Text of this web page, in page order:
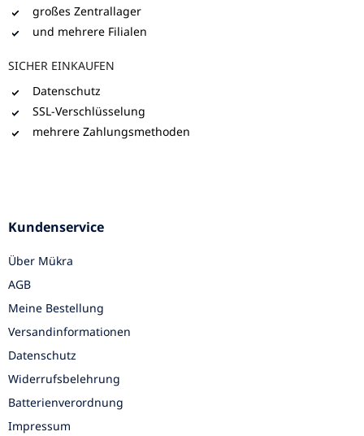
großes Zentrallager
und mehrere Filialen
SICHER EINKAUFEN
Datenschutz
SSL-Verschlüsselung
mehrere Zahlungsmethoden
Kundenservice
Über Mükra
AGB
Meine Bestellung
Versandinformationen
Datenschutz
Widerrufsbelehrung
Batterienverordnung
Impressum